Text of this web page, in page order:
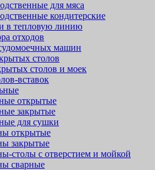
для мяса
кондитерские
в тепловую линию
отходов
машин
столов
столов и моек
вставок
открытые
закрытые
для сушки
открытые
закрытые
столы с отверстием и мойкой
сварные